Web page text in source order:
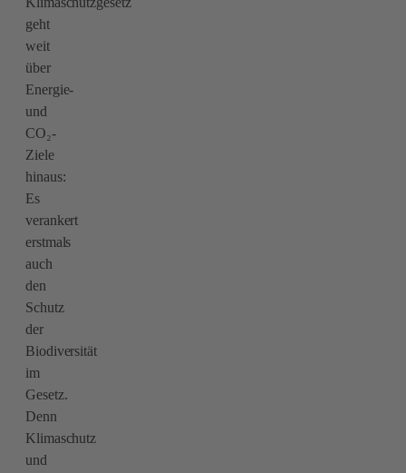
geht
weit
über
Energie-
und
CO₂-
Ziele
hinaus:
Es
verankert
erstmals
auch
den
Schutz
der
Biodiversität
im
Gesetz.
Denn
Klimaschutz
und